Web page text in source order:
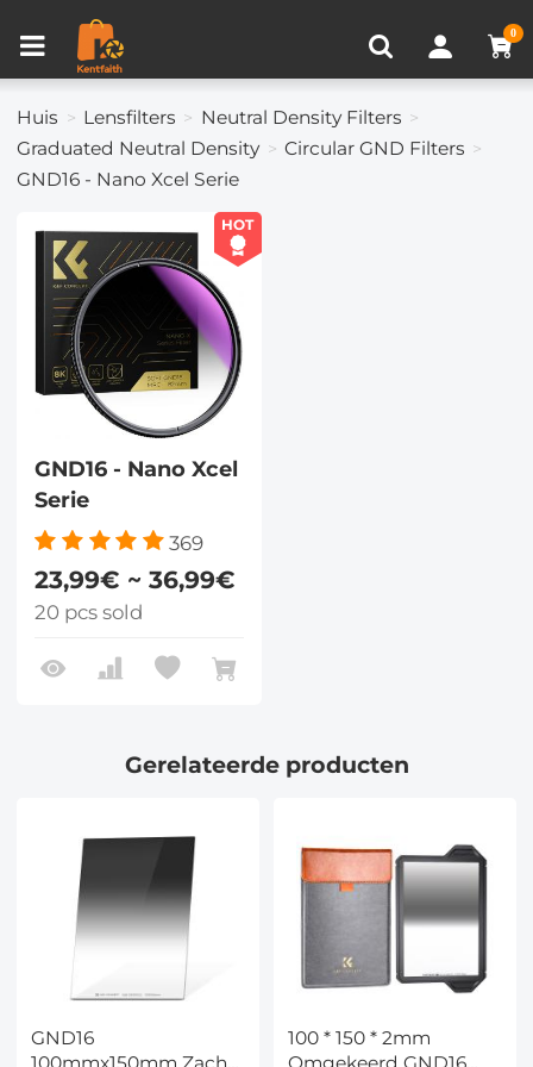
0
Huis Lensfilters
Neutral Density Filters
Graduated Neutral Density
Circular GND Filters
GND16 - Nano Xcel Serie
HOT
GND16 - Nano Xcel
Serie
369
23,99€ ~ 36,99€
20 pcs sold
Gerelateerde producten
GND16
100 * 150 * 2mm